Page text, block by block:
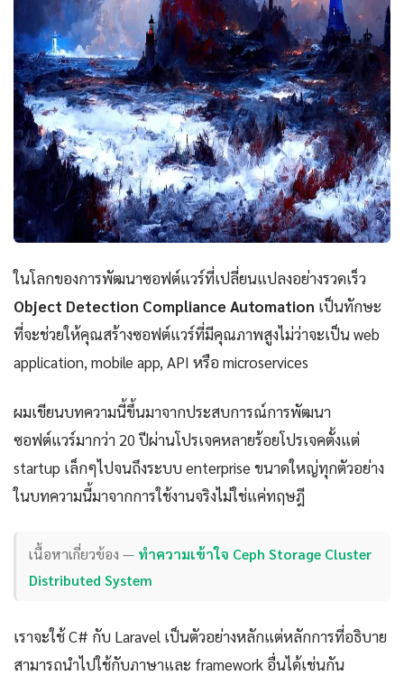
ในโลกของการพัฒนาซอฟต์แวร์ที่เปลี่ยนแปลงอย่างรวดเร็ว
Object Detection Compliance Automation เป็นทักษะ
ที่จะช่วยให้คุณสร้างซอฟต์แวร์ที่มีคุณภาพสูงไม่ว่าจะเป็น web
application, mobile app, API หรือ microservices
ผมเขียนบทความนี้ขึ้นมาจากประสบการณ์การพัฒนา
ซอฟต์แวร์มากว่า 20 ปีผ่านโปรเจคหลายร้อยโปรเจคตั้งแต่
startup เล็กๆไปจนถึงระบบ enterprise ขนาดใหญ่ทุกตัวอย่าง
ในบทความนี้มาจากการใช้งานจริงไม่ใช่แค่ทฤษฎี
เนื้อหาเกี่ยวข้อง — ทำความเข้าใจ Ceph Storage Cluster
Distributed System
เราจะใช้ C# กับ Laravel เป็นตัวอย่างหลักแต่หลักการที่อธิบาย
สามารถนำไปใช้กับภาษาและ framework อื่นได้เช่นกัน